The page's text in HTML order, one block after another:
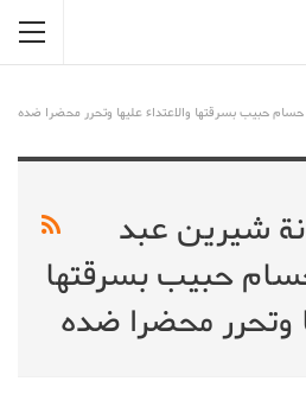
حبيب بسرقتها والاعتداء عليها وتحرر محضرا ضده
شيرين عبد
حبيب بسرقتها
وتحرر محضرا ضده